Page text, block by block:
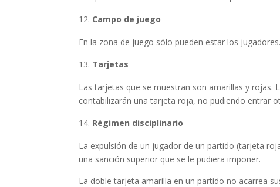
Campo de juego
En la zona de juego sólo pueden estar los
Tarjetas
Las tarjetas que se muestran son amarillas y rojas.
contabilizarán una tarjeta roja, no pudiendo entrar
Régimen disciplinario
La expulsión de un jugador de un partido (tarjeta
una sanción superior que se le pudiera imponer.
La doble tarjeta amarilla en un partido no acarrea